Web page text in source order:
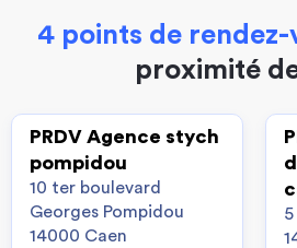
4 points de rendez-
proximité
PRDV Agence stych
pompidou
10 ter boulevard
Georges Pompidou
14000 Caen